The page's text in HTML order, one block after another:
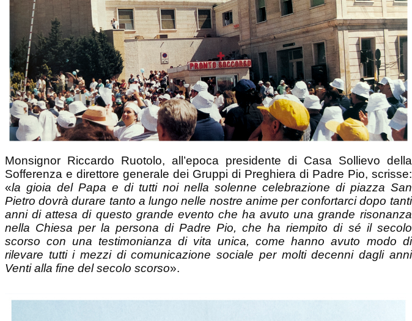
Monsignor Riccardo Ruotolo, all’epoca presidente di Casa Sollievo della
Sofferenza e direttore generale dei Gruppi di Preghiera di Padre Pio, scrisse:
«la gioia del Papa e di tutti noi nella solenne celebrazione di piazza San
Pietro dovrà durare tanto a lungo nelle nostre anime per confortarci dopo tanti
anni di attesa di questo grande evento che ha avuto una grande risonanza
nella Chiesa per la persona di Padre Pio, che ha riempito di sé il secolo
scorso con una testimonianza di vita unica, come hanno avuto modo di
rilevare tutti i mezzi di comunicazione sociale per molti decenni dagli anni
Venti alla fine del secolo scorso».